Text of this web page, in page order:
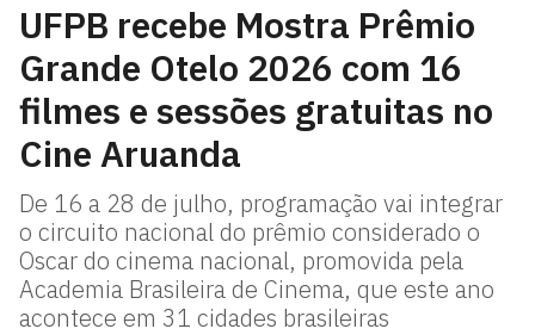
UFPB recebe Mostra Prêmio
Grande Otelo 2026 com 16
filmes e sessões gratuitas no
Cine Aruanda
De 16 a 28 de julho, programação vai integrar
o circuito nacional do prêmio considerado o
Oscar do cinema nacional, promovida pela
Academia Brasileira de Cinema, que este ano
acontece em 31 cidades brasileiras